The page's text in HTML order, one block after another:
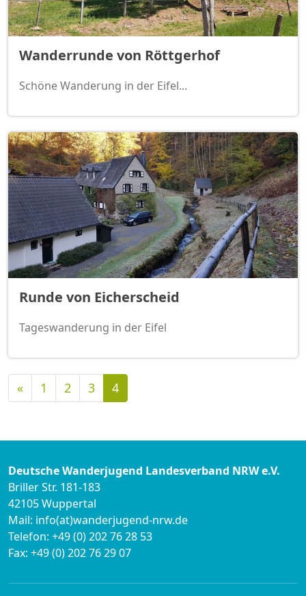
Wanderrunde von Röttgerhof
Schöne Wanderung in der Eifel...
Runde von Eicherscheid
Tageswanderung in der Eifel
«Vorherige
1 2 3 4
Deutsche Wanderjugend Landesverband NRW e.V.
Briller Str. 181-183
42105 Wuppertal
Mail: info(at)wanderjugend-nrw.de
Telefon: +49 (0) 202 76 28 53
Fax: +49 (0) 202 76 29 07